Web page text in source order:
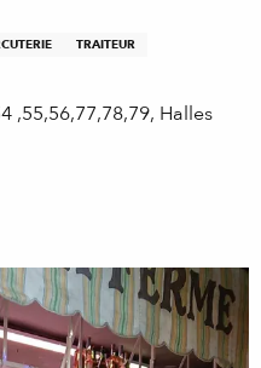
TRAITEUR
,55,56,77,78,79, Halles